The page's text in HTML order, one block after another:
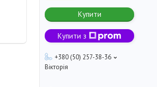
Купити
Купити з
+380 (50) 257-38-36
Вікторія